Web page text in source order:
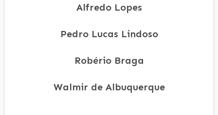
Alfredo Lopes
Pedro Lucas Lindoso
Robério Braga
Walmir de Albuquerque